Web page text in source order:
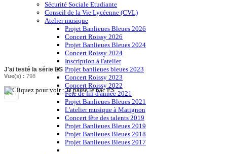
Sécurité Sociale Etudiante
Conseil de la Vie Lycéenne (CVL)
Atelier musique
Projet Banlieues Bleues 2026
Concert Roissy 2026
Projet Banlieues Bleues 2024
Concert Roissy 2024
Inscription à l'atelier
Projet banlieues bleues 2023
Concert Roissy 2023
Concert Roissy 2022
Fête de fin d'année 2021
Projet Banlieues Bleues 2021
L'atelier musique à Matignon
Concert fête des talents 2019
Projet Banlieues Bleues 2019
Projet Banlieues Bleues 2018
Projet Banlieues Bleues 2017
J'ai testé la série ES
Vue(s) : 798